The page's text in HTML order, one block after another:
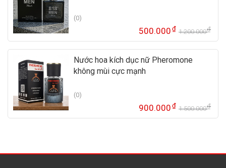
(0)
1.200.000₫
500.000₫
Nước hoa kích dục nữ Pheromone
không mùi cực mạnh
(0)
1.500.000₫
900.000₫